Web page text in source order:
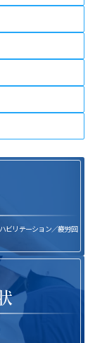
ビリテーション／疲労回